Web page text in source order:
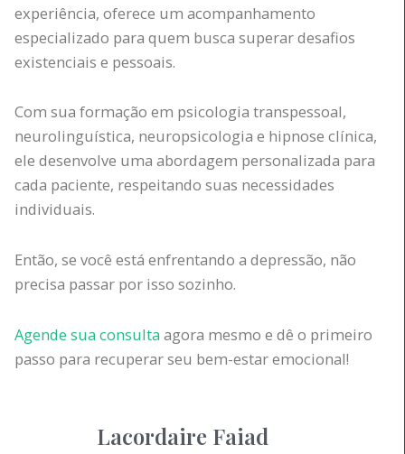
experiência, oferece um acompanhamento
especializado para quem busca superar desafios
existenciais e pessoais.
Com sua formação em psicologia transpessoal,
neurolinguística, neuropsicologia e hipnose clínica,
ele desenvolve uma abordagem personalizada para
cada paciente, respeitando suas necessidades
individuais.
Então, se você está enfrentando a depressão, não
precisa passar por isso sozinho.
Agende sua consulta agora mesmo e dê o primeiro
passo para recuperar seu bem-estar emocional!
Lacordaire Faiad